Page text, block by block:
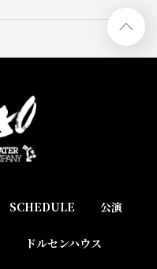
SCHEDULE 公演
ドルセンハウス